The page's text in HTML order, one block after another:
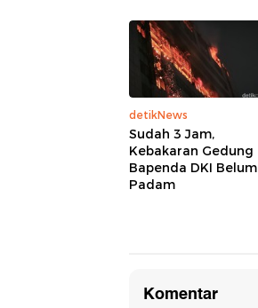
detikNews
Sudah 3 Jam,
Kebakaran Gedung
Bapenda DKI Belum
Padam